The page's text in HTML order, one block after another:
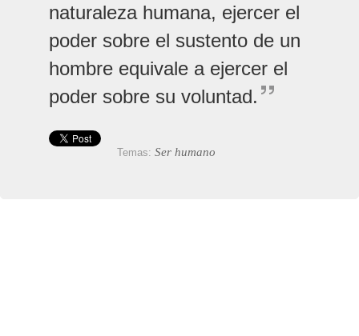
naturaleza humana, ejercer el
poder sobre el sustento de un
hombre equivale a ejercer el
poder sobre su voluntad.
Temas: Ser humano